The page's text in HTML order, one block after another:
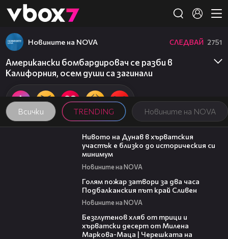
👾
Всички TRENDING Новините на NOVA
Новините на NOVA СЛЕДВАЙ 2751
Американски бомбардировач се разби в
Калифорния, осем души са загинали
05:15
Нивото на Дунав в хърватския
участък е близко до историческия си
минимум
Новините на NOVA
Голям пожар затвори за два часа
Подбалканския път край Сливен
Новините на NOVA
Безглутенов хляб от трици и
хърватски десерт от Милена
Маркова-Маца | Черешката на